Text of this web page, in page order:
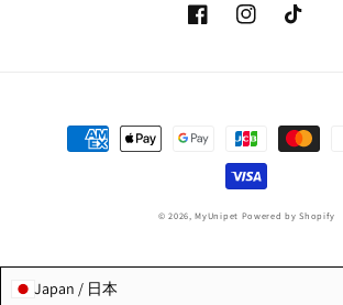
FacebookInstagramTikTok
© 2026,MyUnipet Powered by Shopify
Japan / 日本